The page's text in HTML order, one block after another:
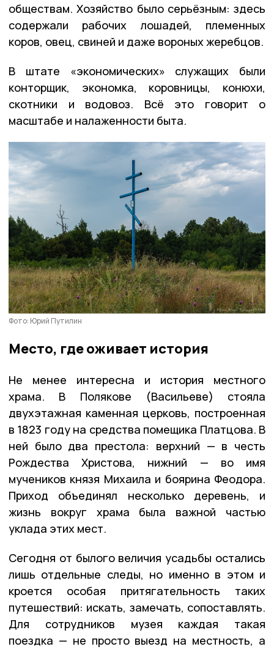
обществам. Хозяйство было серьёзным: здесь
содержали рабочих лошадей, племенных
коров, овец, свиней и даже вороных жеребцов.
В штате «экономических» служащих были
конторщик, экономка, коровницы, конюхи,
скотники и водовоз. Всё это говорит о
масштабе и налаженности быта.
Фото: Юрий Путилин
Место, где оживает история
Не менее интересна и история местного
храма. В Полякове (Васильеве) стояла
двухэтажная каменная церковь, построенная
в 1823 году на средства помещика Платцова. В
ней было два престола: верхний — в честь
Рождества Христова, нижний — во имя
мучеников князя Михаила и боярина Феодора.
Приход объединял несколько деревень, и
жизнь вокруг храма была важной частью
уклада этих мест.
Сегодня от былого величия усадьбы остались
лишь отдельные следы, но именно в этом и
кроется особая притягательность таких
путешествий: искать, замечать, сопоставлять.
Для сотрудников музея каждая такая
поездка — не просто выезд на местность, а